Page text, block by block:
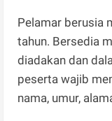
Pelamar berusia
tahun. Bersedia
diadakan dan
peserta wajib
nama, umur,